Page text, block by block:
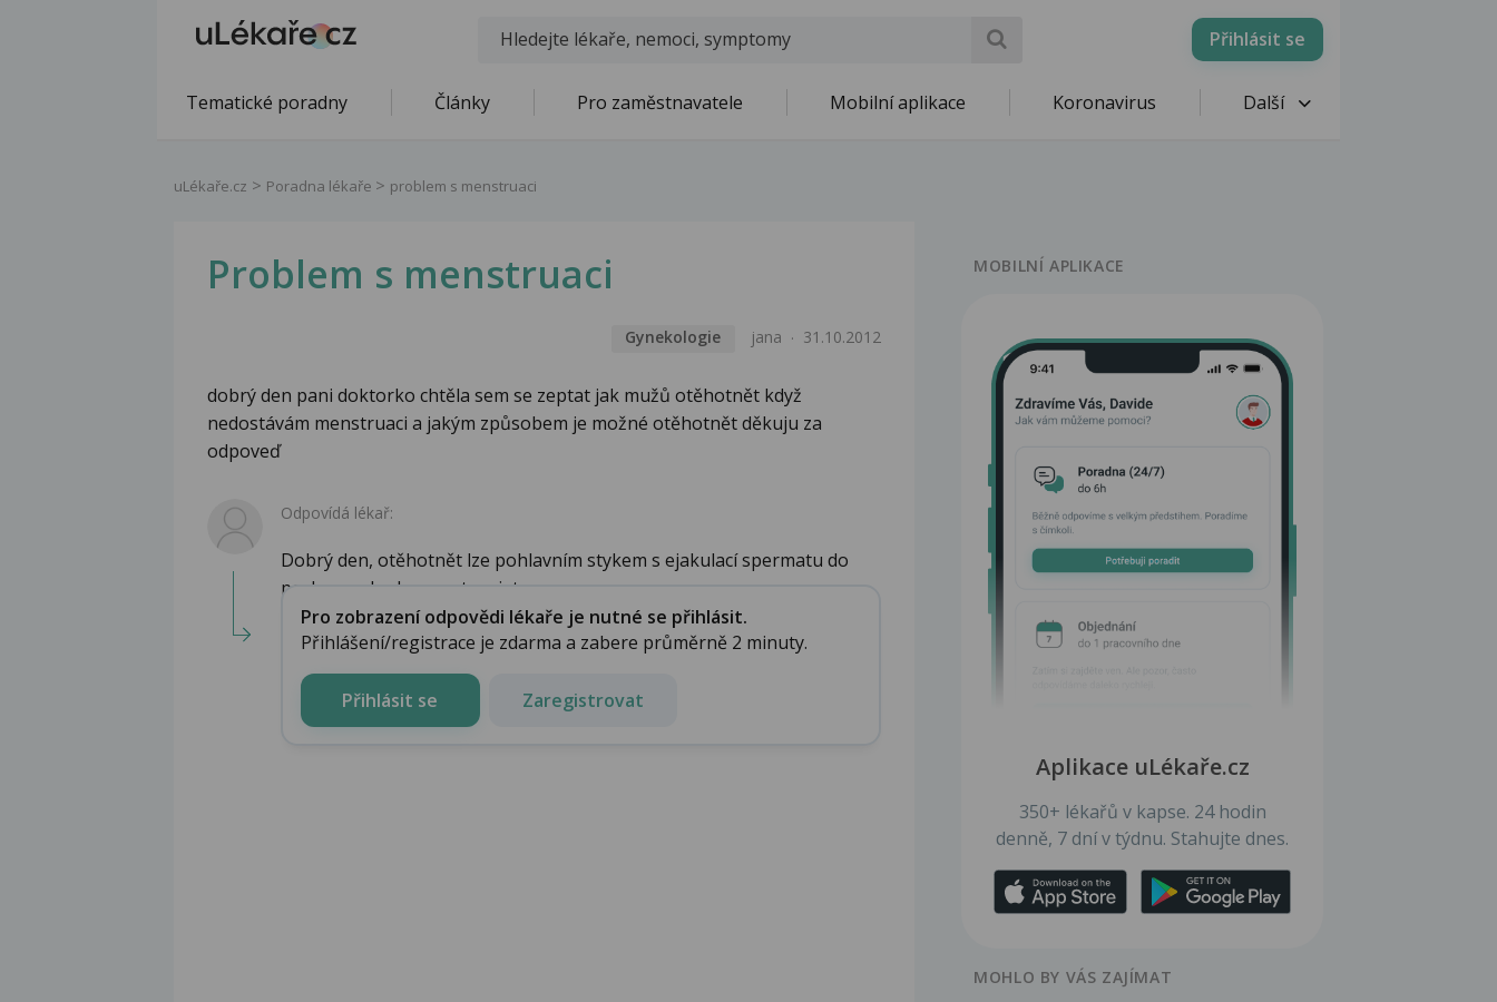
Přihlásit se
Tematické poradny Články Pro zaměstnavatele Mobilní aplikace Koronavirus Další
uLékaře.cz Poradna lékaře problem s menstruaci
Problem s menstruaci
Gynekologie jana 31.10.2012
dobrý den pani doktorko chtěla sem se zeptat jak mužů otěhotnět když
nedostávám menstruaci a jakým způsobem je možné otěhotnět děkuju za
odpoveď
Odpovídá lékař:
Dobrý den, otěhotnět lze pohlavním stykem s ejakulací spermatu do
pochvy. pokud nemestruujete a...
Pro zobrazení odpovědi lékaře je nutné se přihlásit.
Přihlášení/registrace je zdarma a zabere průměrně 2 minuty.
Přihlásit se Zaregistrovat
MOBILNÍ APLIKACE
Aplikace uLékaře.cz
350+ lékařů v kapse. 24 hodin
denně, 7 dní v týdnu. Stahujte dnes.
MOHLO BY VÁS ZAJÍMAT